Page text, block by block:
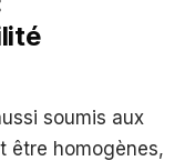
soumis aux
être homogènes,